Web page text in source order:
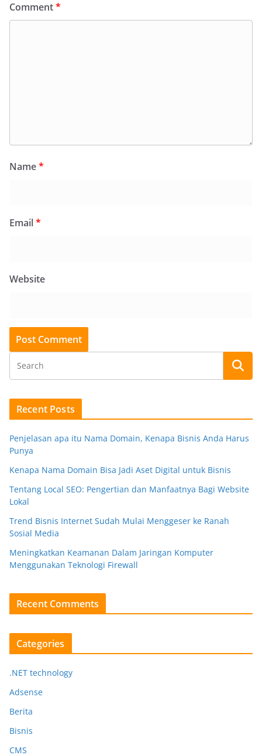
Comment*
Name*
Email*
Website
Recent Posts
Penjelasan apa itu Nama Domain, Kenapa Bisnis Anda Harus
Punya
Kenapa Nama Domain Bisa Jadi Aset Digital untuk Bisnis
Tentang Local SEO: Pengertian dan Manfaatnya Bagi Website
Lokal
Trend Bisnis Internet Sudah Mulai Menggeser ke Ranah
Sosial Media
Meningkatkan Keamanan Dalam Jaringan Komputer
Menggunakan Teknologi Firewall
Recent Comments
Categories
.NET technology
Adsense
Berita
Bisnis
CMS